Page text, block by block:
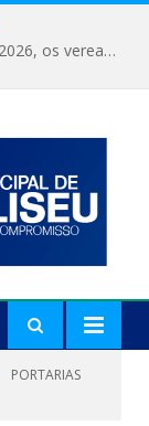
Na 10ª Sessão Ordinária do 1º Semestre de 2026, os vereadores receberam a nova comandante do 51º Batalhão de Polícia Militar, a Major Alessandra Lopes Leal Bandeira. A visita institucional proporcionou a apresentação da oficial aos parlamentares e reforçou o compromisso de cooperação entre a Polícia Militar e o Poder Legislativo em prol da segurança da população.
PORTARIAS